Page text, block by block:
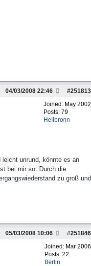
#251813
04/03/2008 22:46
Joined: May 2002
Posts: 79
Heilbronn
unrund, könnte es an
bei mir so. Durch die
zu groß und
#251846
05/03/2008 10:06
Joined: Mar 2006
Posts: 22
Berlin